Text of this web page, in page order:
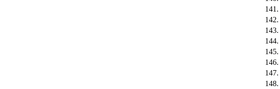
141.
142.
143.
144.
145.
146.
147.
148.